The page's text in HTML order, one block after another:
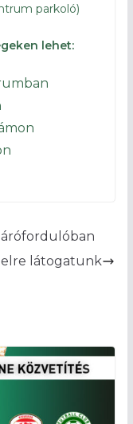
parkoló)
lehet:
látogatunk